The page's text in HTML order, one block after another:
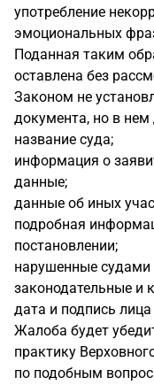
употребление
эмоциональных
Поданная таким
оставлена без
Законом не
документа, но в
название суда;
информация о
данные;
данные об иных
подробная
постановлении;
нарушенные судами
законодательные и
дата и подпись лица
Жалоба будет
практику
по подобным